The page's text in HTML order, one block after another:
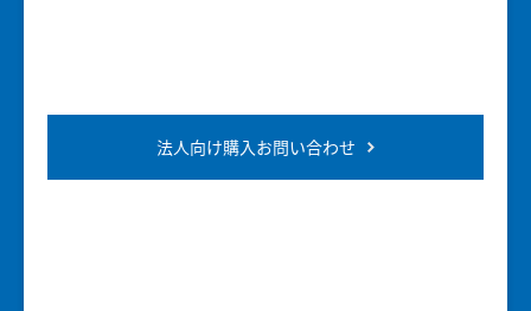
法人向け購入お問い合わせ